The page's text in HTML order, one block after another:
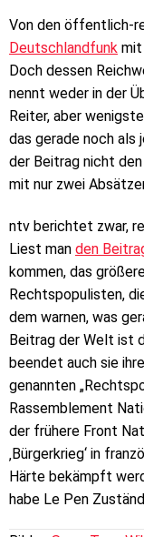
Von den öffentlich-
Deutschlandfunk mit
Doch dessen
nennt weder in der
Reiter, aber
das gerade noch als
der Beitrag nicht den
mit nur zwei
ntv berichtet zwar,
Liest man den
kommen, das
Rechtspopulisten,
dem warnen, was
Beitrag der Welt ist
beendet auch sie
genannten
Rassemblement
der frühere Front
‚Bürgerkrieg‘ in
Härte bekämpft
habe Le Pen